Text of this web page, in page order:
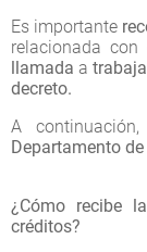
Es importante
relacionada
llamada a
decreto.
A
Departamento
¿Cómo recibe
créditos?